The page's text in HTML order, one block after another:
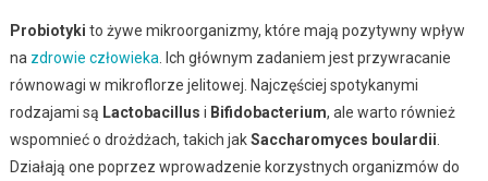
Probiotyki to żywe mikroorganizmy, które mają pozytywny wpływ
na zdrowie człowieka . Ich głównym zadaniem jest przywracanie
równowagi w mikroflorze jelitowej. Najczęściej spotykanymi
rodzajami są Lactobacillus i Bifidobacterium, ale warto również
wspomnieć o drożdżach, takich jakSaccharomyces boulardii
Działają one poprzez wprowadzenie korzystnych organizmów do